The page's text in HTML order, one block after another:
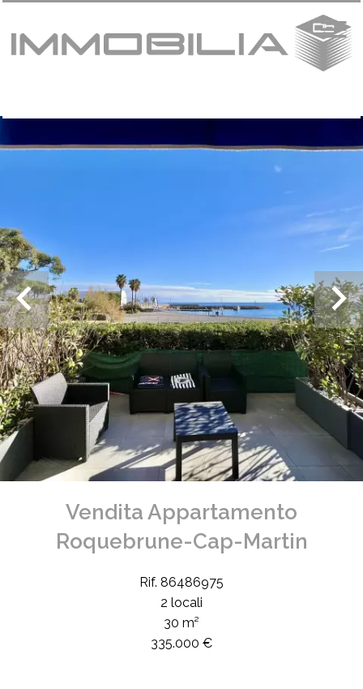
Vendita Appartamento
Roquebrune-Cap-Martin
Rif. 86486975
2 locali
30 m²
335.000 €